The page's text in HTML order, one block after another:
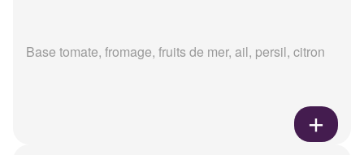
Base tomate, fromage, fruits de mer, ail, persil, citron